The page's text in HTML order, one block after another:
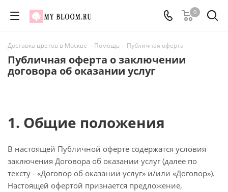
0
Доставка цветов в Москве - Помощь - Публичная оферта
Публичная оферта о заключении
договора об оказании услуг
1. Общие положения
В настоящей Публичной оферте содержатся условия
заключения Договора об оказании услуг (далее по
тексту - «Договор об оказании услуг» и/или «Договор»).
Настоящей офертой признается предложение,